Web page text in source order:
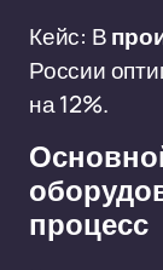
Кейс: В
России
на 12%.
процесс